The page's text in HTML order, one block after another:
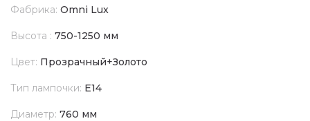
Фабрика: Omni Lux
Высота : 750-1250 мм
Цвет: Прозрачный+Золото
Тип лампочки: E14
Диаметр: 760 мм